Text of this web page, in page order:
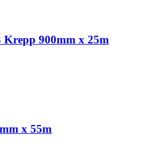
Krepp 900mm x 25m
x 55m